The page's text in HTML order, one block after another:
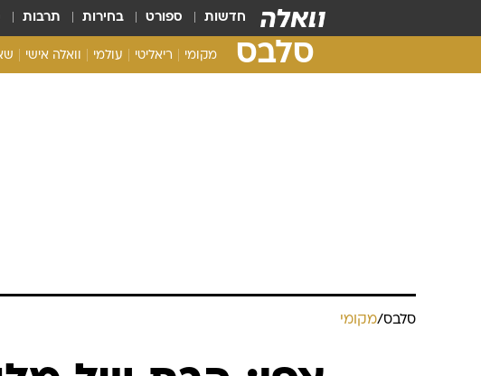
חדשות ספורט בחירות תרבות
סלבס מקומי ריאליטי עולמי וואלה אישי
סלבס/מקומי